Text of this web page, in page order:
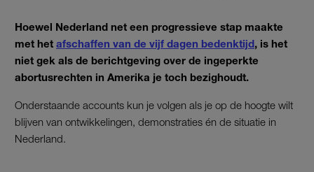
Hoewel Nederland net een progressieve stap maakte
met het afschaffen van de vijf dagen bedenktijd, is het
niet gek als de berichtgeving over de ingeperkte
abortusrechten in Amerika je toch bezighoudt.
Onderstaande accounts kun je volgen als je op de hoogte wilt
blijven van ontwikkelingen, demonstraties én de situatie in
Nederland.